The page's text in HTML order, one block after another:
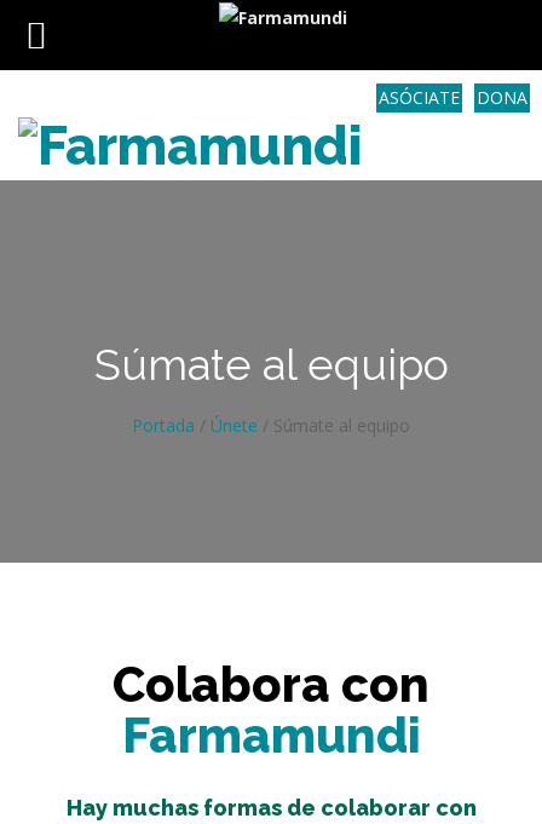
DONA
ASÓCIATE
Súmate al equipo
Portada / Únete / Súmate al equipo
Colabora con
Farmamundi
Hay muchas formas de colaborar con